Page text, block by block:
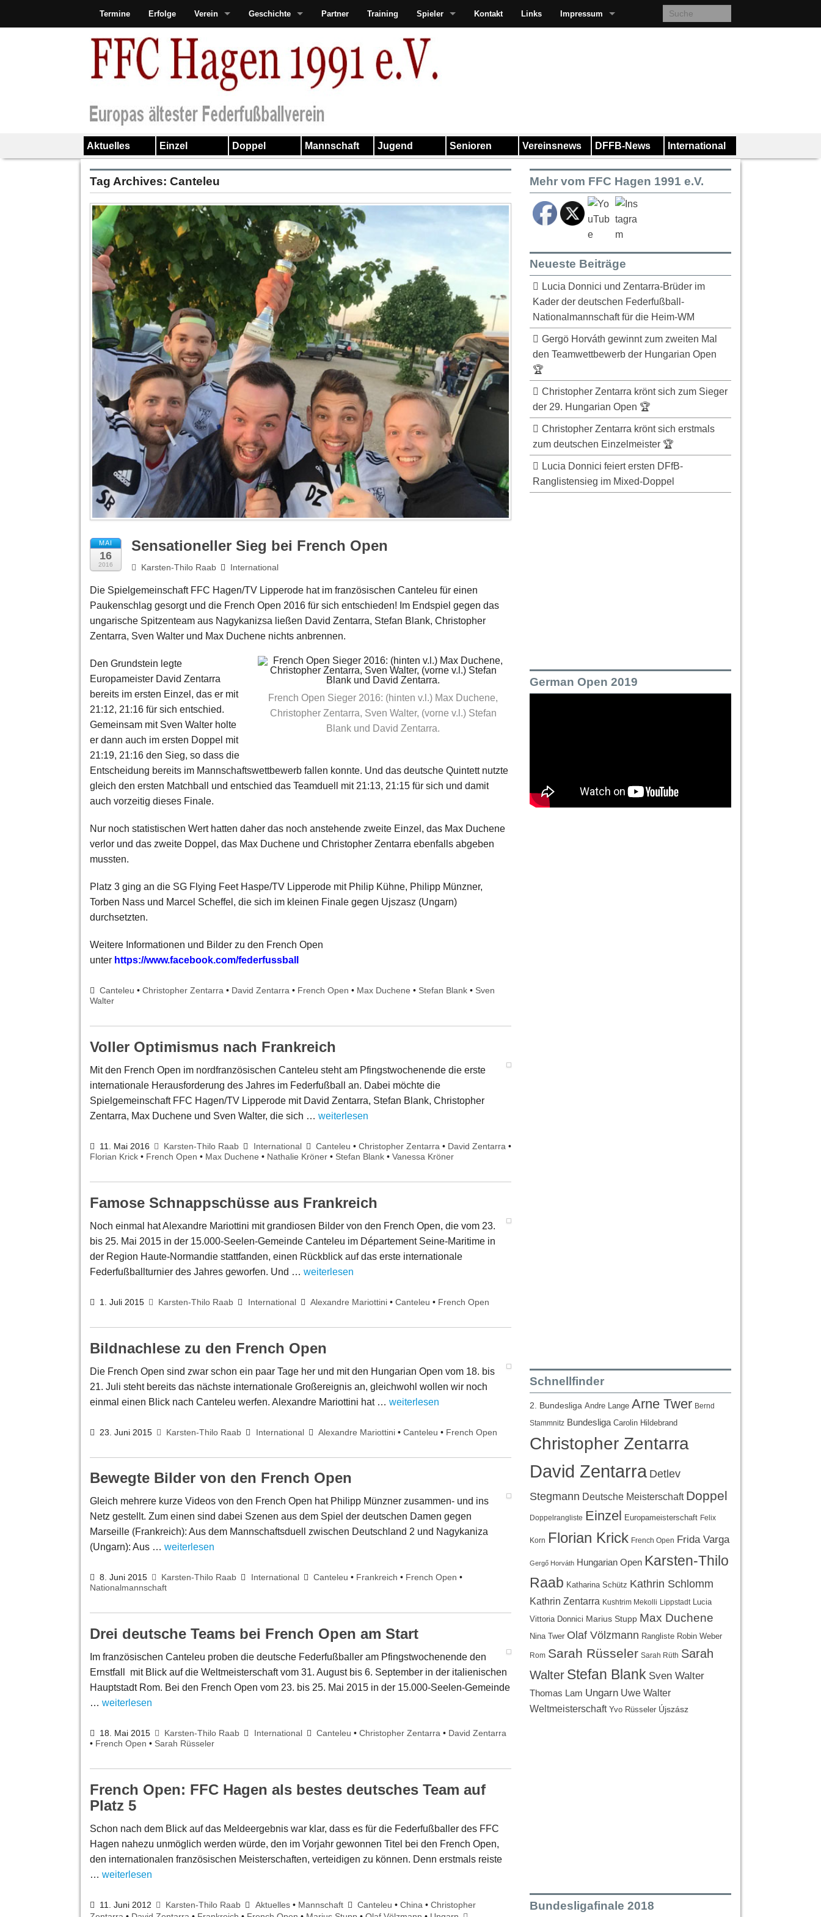
Termine Erfolge Verein Geschichte Partner Training Spieler Kontakt Links Impressum
Aktuelles Einzel Doppel Mannschaft Jugend Senioren Vereinsnews DFFB-News International
Tag Archives: Canteleu
MAI
16
2016
Sensationeller Sieg bei French Open
Karsten-Thilo Raab International
Die Spielgemeinschaft FFC Hagen/TV Lipperode hat im französischen Canteleu für einen
Paukenschlag gesorgt und die French Open 2016 für sich entschieden! Im Endspiel gegen das
ungarische Spitzenteam aus Nagykanizsa ließen David Zentarra, Stefan Blank, Christopher
Zentarra, Sven Walter und Max Duchene nichts anbrennen.
French Open Sieger 2016: (hinten v.l.) Max Duchene,
Christopher Zentarra, Sven Walter, (vorne v.l.) Stefan
Blank und David Zentarra.
Den Grundstein legte
Europameister David Zentarra
bereits im ersten Einzel, das er mit
21:12, 21:16 für sich entschied.
Gemeinsam mit Sven Walter holte
er dann auch im ersten Doppel mit
21:19, 21:16 den Sieg, so dass die
Entscheidung bereits im Mannschaftswettbewerb fallen konnte. Und das deutsche Quintett nutzte
gleich den ersten Matchball und entschied das Teamduell mit 21:13, 21:15 für sich und damit
auch vorzeitig dieses Finale.
Nur noch statistischen Wert hatten daher das noch anstehende zweite Einzel, das Max Duchene
verlor und das zweite Doppel, das Max Duchene und Christopher Zentarra ebenfalls abgeben
mussten.
Platz 3 ging an die SG Flying Feet Haspe/TV Lipperode mit Philip Kühne, Philipp Münzner,
Torben Nass und Marcel Scheffel, die sich im kleinen Finale gegen Ujszasz (Ungarn)
durchsetzten.
Weitere Informationen und Bilder zu den French Open
unter https://www.facebook.com/federfussball
Canteleu •Christopher Zentarra • David Zentarra • French Open • Max Duchene • Stefan Blank • Sven
Walter
Voller Optimismus nach Frankreich
Mit den French Open im nordfranzösischen Canteleu steht am Pfingstwochenende die erste
internationale Herausforderung des Jahres im Federfußball an. Dabei möchte die
Spielgemeinschaft FFC Hagen/TV Lipperode mit David Zentarra, Stefan Blank, Christopher
Zentarra, Max Duchene und Sven Walter, die sich … weiterlesen
11. Mai 2016 Karsten-Thilo Raab International Canteleu • Christopher Zentarra • David Zentarra •
Florian Krick • French Open • Max Duchene • Nathalie Kröner • Stefan Blank • Vanessa Kröner
Famose Schnappschüsse aus Frankreich
Noch einmal hat Alexandre Mariottini mit grandiosen Bilder von den French Open, die vom 23.
bis 25. Mai 2015 in der 15.000-Seelen-Gemeinde Canteleu im Département Seine-Maritime in
der Region Haute-Normandie stattfanden, einen Rückblick auf das erste internationale
Federfußballturnier des Jahres geworfen. Und … weiterlesen
1. Juli 2015 Karsten-Thilo Raab International Alexandre Mariottini• Canteleu • French Open
Bildnachlese zu den French Open
Die French Open sind zwar schon ein paar Tage her und mit den Hungarian Open vom 18. bis
21. Juli steht bereits das nächste internationale Großereignis an, gleichwohl wollen wir noch
einmal einen Blick nach Canteleu werfen. Alexandre Mariottini hat … weiterlesen
23. Juni 2015 Karsten-Thilo Raab International Alexandre Mariottini• Canteleu • French Open
Bewegte Bilder von den French Open
Gleich mehrere kurze Videos von den French Open hat Philipp Münzner zusammen- und ins
Netz gestellt. Zum einen sind dabei Szenen aus dem Spiel der deutschen Damen gegen
Marseille (Frankreich): Aus dem Mannschaftsduell zwischen Deutschland 2 und Nagykaniza
(Ungarn): Aus … weiterlesen
8. Juni 2015 Karsten-Thilo Raab International Canteleu • Frankreich • French Open •
Nationalmannschaft
Drei deutsche Teams bei French Open am Start
Im französischen Canteleu proben die deutsche Federfußballer am Pfingstwochenende den
Ernstfall mit Blick auf die Weltmeisterschaft vom 31. August bis 6. September in der italienischen
Hauptstadt Rom. Bei den French Open vom 23. bis 25. Mai 2015 in der 15.000-Seelen-Gemeinde
… weiterlesen
18. Mai 2015 Karsten-Thilo Raab International Canteleu • Christopher Zentarra • David Zentarra
• French Open • Sarah Rüsseler
French Open: FFC Hagen als bestes deutsches Team auf
Platz 5
Schon nach dem Blick auf das Meldeergebnis war klar, dass es für die Federfußballer des FFC
Hagen nahezu unmöglich werden würde, den im Vorjahr gewonnen Titel bei den French Open,
den internationalen französischen Meisterschaften, verteidigen zu können. Denn erstmals reiste
… weiterlesen
11. Juni 2012 Karsten-Thilo Raab Aktuelles• Mannschaft Canteleu • China • Christopher
Mehr vom FFC Hagen 1991 e.V.
Neueste Beiträge
Lucia Donnici und Zentarra-Brüder im
Kader der deutschen Federfußball-
Nationalmannschaft für die Heim-WM
Gergö Horváth gewinnt zum zweiten Mal
den Teamwettbewerb der Hungarian Open
🏆
Christopher Zentarra krönt sich zum Sieger
der 29. Hungarian Open 🏆
Christopher Zentarra krönt sich erstmals
zum deutschen Einzelmeister 🏆
Lucia Donnici feiert ersten DFfB-
Ranglistensieg im Mixed-Doppel
German Open 2019
Schnellfinder
2. Bundesliga Andre Lange Arne Twer Bernd
Stammnitz Bundesliga Carolin Hildebrand
Christopher Zentarra
David Zentarra Detlev
Stegmann Deutsche Meisterschaft Doppel
Doppelrangliste Einzel Europameisterschaft Felix
Korn Florian Krick French Open Frida Varga
Gergő Horváth Hungarian Open Karsten-Thilo
Raab Katharina Schütz Kathrin Schlomm
Kathrin Zentarra Kushtrim Mekolli Lippstadt
Lucia
Vittoria Donnici Marius Stupp Max Duchene
Nina Twer Olaf Völzmann Rangliste Robin Weber
Rom Sarah Rüsseler Sarah Rüth Sarah
Walter Stefan Blank Sven Walter
Thomas Lam Ungarn Uwe Walter
Weltmeisterschaft Yvo Rüsseler Újszász
Bundesligafinale 2018